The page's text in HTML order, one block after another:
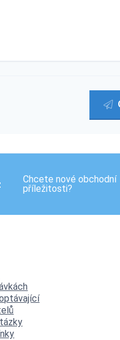
Chcete nové obchodní
příležitosti?